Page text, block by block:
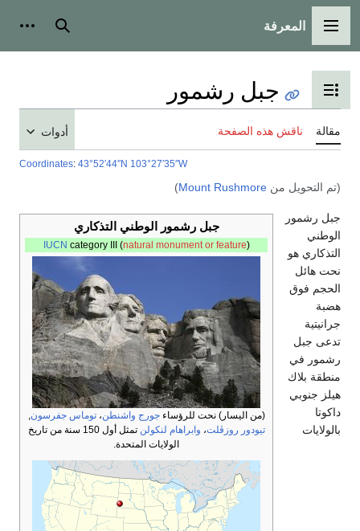
القائمة الرئيسية
المعرفة بحث
تبديل عرض جدول المحتويات
جبل رشمور
مقالة ناقش هذه الصفحة أدوات
Coordinates: 43°52′44″N 103°27′35″W
(تم التحويل من Mount Rushmore
)
جبل رشمور الوطني التذكاري
IUCN category III (natural monument or feature)
(من اليسار) نحت للرؤساءجورج واشنطن،توماس جفرسون,
تيودور روزڤلت، وابراهام لنكولن
تمثل أول 150 سنة من تاريخ
الولايات المتحدة.
جبل رشمور
الوطني
التذكاري هو
نحت هائل
الحجم فوق
هضبة
جرانيتية
تدعى جبل
رشمور في
منطقة بلاك
هيلز جنوبي
داكوتا
بالولايات